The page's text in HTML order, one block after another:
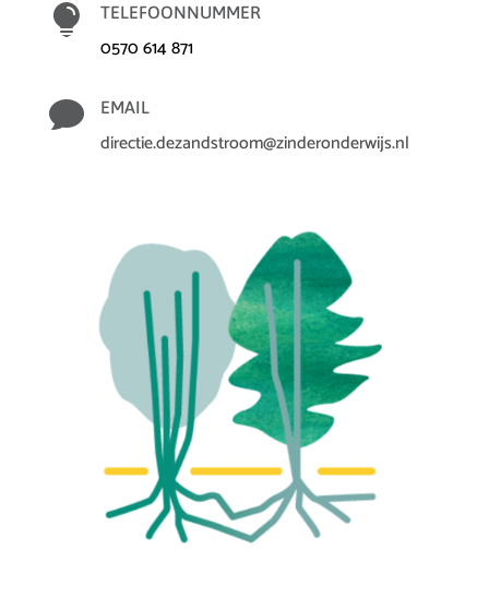
 TELEFOONNUMMER
0570 614 871
 EMAIL
directie.dezandstroom@zinderonderwijs.nl